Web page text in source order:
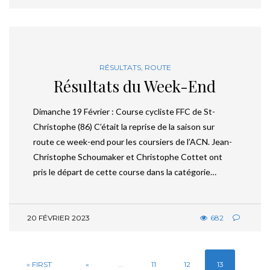
RÉSULTATS, ROUTE
Résultats du Week-End
Dimanche 19 Février : Course cycliste FFC de St-
Christophe (86) C’était la reprise de la saison sur
route ce week-end pour les coursiers de l’ACN. Jean-
Christophe Schoumaker et Christophe Cottet ont
pris le départ de cette course dans la catégorie…
20 FÉVRIER 2023 682
« FIRST « 11 12 13